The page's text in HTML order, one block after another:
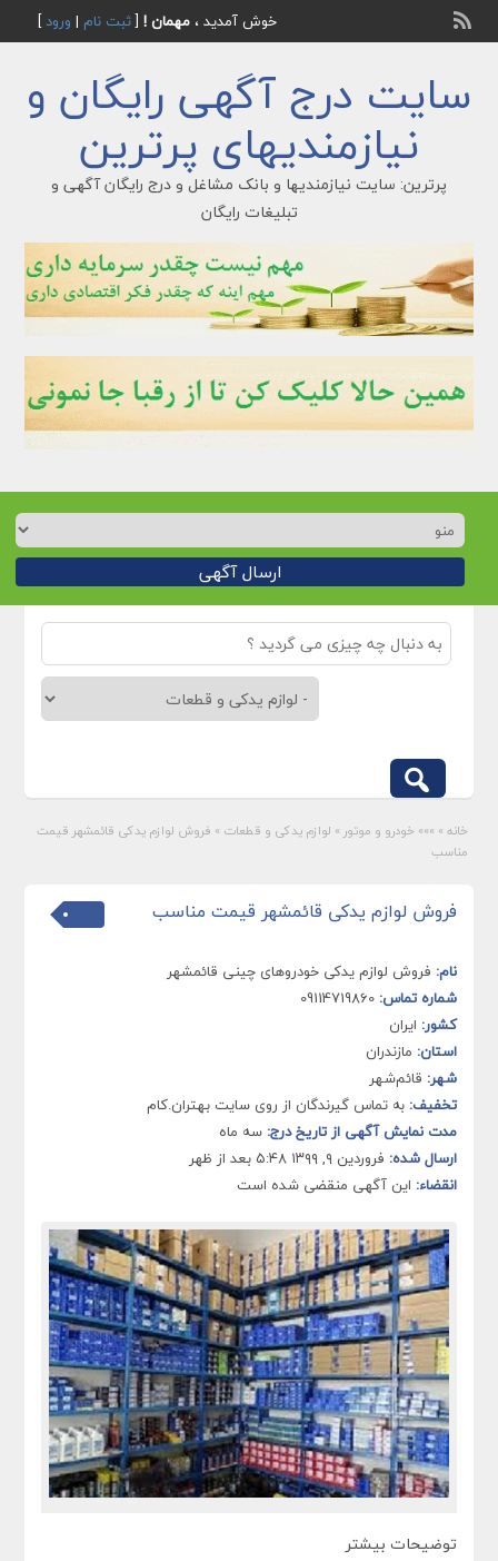
خوش آمدید ، مهمان ![ثبت نام | ورود]
سایت درج آگهی رایگان و
نیازمندیهای پرترین
پرترین: سایت نیازمندیها و بانک مشاغل و درج رایگان آگهی و
تبلیغات رایگان
ارسال آگهی
خانه » »»» خودرو و موتور » لوازم یدکی و قطعات » فروش لوازم یدکی قائمشهر قیمت
مناسب
فروش لوازم یدکی قائمشهر قیمت مناسب
نام: فروش لوازم یدکی خودروهای چینی قائمشهر
شماره تماس: 09114719860
کشور: ایران
استان: مازندران
شهر: قائم‌شهر
تخفیف: به تماس گیرندگان از روی سایت بهتران.کام
مدت نمایش آگهی از تاریخ درج: سه ماه
ارسال شده: فروردین ۹, ۱۳۹۹ ۵:۴۸ بعد از ظهر
انقضاء: این آگهی منقضی شده است
توضیحات بیشتر